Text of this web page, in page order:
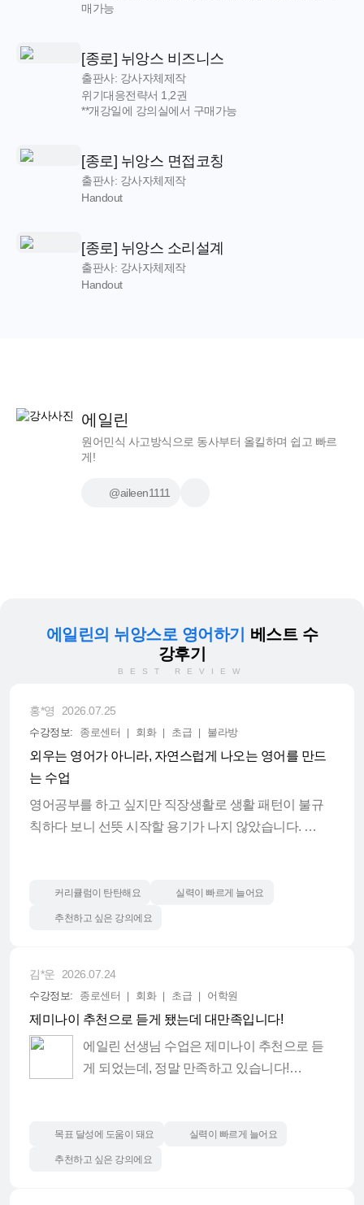
매가능
[종로] 뉘앙스 비즈니스
출판사: 강사자체제작
위기대응전략서 1,2권
**개강일에 강의실에서 구매가능
[종로] 뉘앙스 면접코칭
출판사: 강사자체제작
Handout
[종로] 뉘앙스 소리설계
출판사: 강사자체제작
Handout
에일린
원어민식 사고방식으로 동사부터 올킬하며 쉽고 빠르
게!
@aileen1111
에일린의 뉘앙스로 영어하기 베스트 수
강후기
BEST REVIEW
홍*영 2026.07.25
수강정보: 종로센터 회화 초급 불라방
외우는 영어가 아니라, 자연스럽게 나오는 영어를 만드
는 수업
영어공부를 하고 싶지만 직장생활로 생활 패턴이 불규
칙하다 보니 선뜻 시작할 용기가 나지 않았습니다.
주 1회 수업만으로 '변화가 있을까 안 하는 것보다는 낫
수업 시작한 지 15일쯤(수업 3회) 되었을 때 유튜브 숏츠
보다 산드라 블록 대사 **"~ Get in touch with~?"**가 귀에
확 들어왔습니다. 예전 같았으면 그냥 흘려들었을 표현
이 자연스럽게 들리는 순간, '자동화 훈련 효과가 이런 거
구나!'를 실감했습니다.
영어' 입니다.
커리큘럼이 탄탄해요 실력이 빠르게 늘어요
추천하고 싶은 강의에요
김*운 2026.07.24
수강정보: 종로센터 회화 초급 어학원
제미나이 추천으로 듣게 됐는데 대만족입니다!
에일린 선생님 수업은 제미나이 추천으로 듣
게 되었는데, 정말 만족하고 있습니다!
관 때문에 영어가 잘 늘지 않는 것 같아 답답했
는데, 에일린 선생님 수업을 듣고 그 고민이 절
목표 달성에 도움이 돼요 실력이 빠르게 늘어요
추천하고 싶은 강의에요